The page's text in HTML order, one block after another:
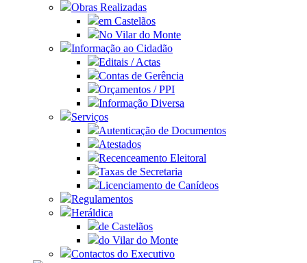
Obras Realizadas
em Castelãos
No Vilar do Monte
Informação ao Cidadão
Editais / Actas
Contas de Gerência
Orçamentos / PPI
Informação Diversa
Serviços
Autenticação de Documentos
Atestados
Recenceamento Eleitoral
Taxas de Secretaria
Licenciamento de Canídeos
Regulamentos
Heráldica
de Castelãos
do Vilar do Monte
Contactos do Executivo